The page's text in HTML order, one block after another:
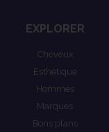
EXPLORER
Cheveux
Esthétique
Hommes
Marques
Bons plans